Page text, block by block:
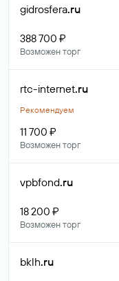
gidrosfera.ru
388 700 ₽
Возможен торг
rtc-internet.ru
Рекомендуем
11 700 ₽
Возможен торг
vpbfond.ru
18 200 ₽
Возможен торг
bklh.ru